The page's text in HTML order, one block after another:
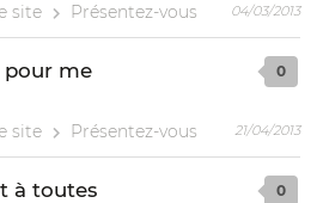
site Présentez-vous 04/03/2013
pour me
site Présentez-vous
0
21/04/2013
à toutes 0